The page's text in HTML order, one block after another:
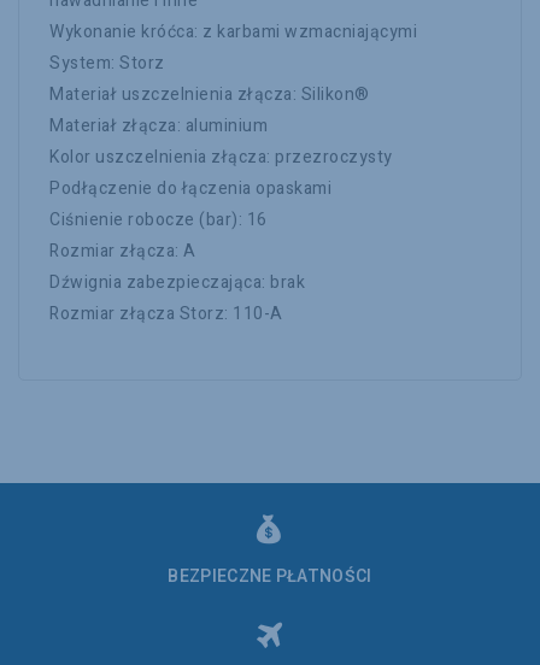
Wykonanie króćca: z karbami wzmacniającymi
System: Storz
Materiał uszczelnienia złącza: Silikon®
Materiał złącza: aluminium
Kolor uszczelnienia złącza: przezroczysty
Podłączenie do łączenia opaskami
Ciśnienie robocze (bar): 16
Rozmiar złącza: A
Dźwignia zabezpieczająca: brak
Rozmiar złącza Storz: 110-A
BEZPIECZNE PŁATNOŚCI